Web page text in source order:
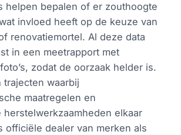
helpen bepalen of er zouthoogte
invloed heeft op de keuze van
renovatiemortel. Al deze data
in een meetrapport met
zodat de oorzaak helder is.
trajecten waarbij
maatregelen en
herstelwerkzaamheden elkaar
officiële dealer van merken als